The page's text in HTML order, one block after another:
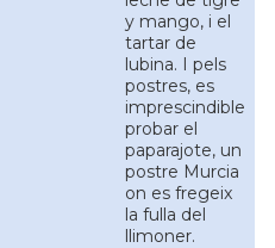
y mango, i el
tartar de
lubina. I pels
postres, es
imprescindible
probar el
paparajote, un
postre Murcia
on es fregeix
la fulla del
llimoner.